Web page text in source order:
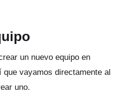
un nuevo equipo en
que vayamos directamente al
uno.